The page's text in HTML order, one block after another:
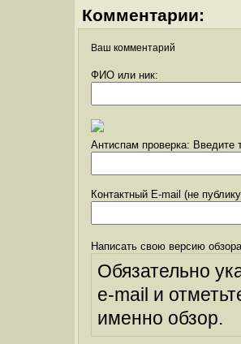
Комментарии:
Ваш комментарий
ФИО или ник:
Антиспам проверка: Введите
Контактный E-mail (не
Написать свою версию
Обязательно
e-mail и
именно обзор.